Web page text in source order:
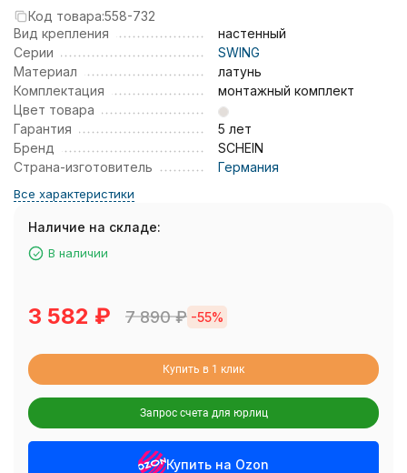
Код товара:558-732
Вид крепления
настенный
Серии
SWING
Материал
латунь
Комплектация
монтажный комплект
Цвет товара
Гарантия
5 лет
Бренд
SCHEIN
Страна-изготовитель
Германия
Все характеристики
Наличие на складе:
В наличии
3 582 ₽ 7 890₽ -55%
Купить в 1 клик
Запрос счета для юрлиц
Купить на Ozon